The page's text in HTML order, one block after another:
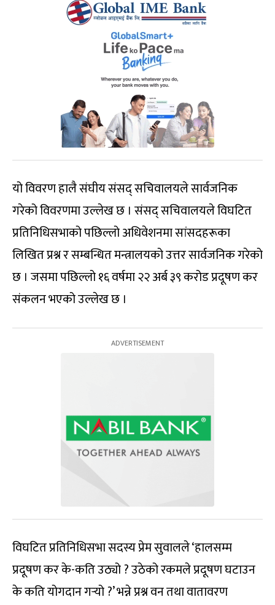
यो विवरण हालै संघीय संसद् सचिवालयले सार्वजनिक
गरेको विवरणमा उल्लेख छ । संसद् सचिवालयले विघटित
प्रतिनिधिसभाको पछिल्लो अधिवेशनमा सांसदहरूका
लिखित प्रश्न र सम्बन्धित मन्त्रालयको उत्तर सार्वजनिक गरेको
छ । जसमा पछिल्लो १६ वर्षमा २२ अर्ब ३९ करोड प्रदूषण कर
संकलन भएको उल्लेख छ ।
विघटित प्रतिनिधिसभा सदस्य प्रेम सुवालले ‘हालसम्म
प्रदूषण कर के-कति उठ्यो ? उठेको रकमले प्रदूषण घटाउन
के कति योगदान गर्‍यो ?’ भन्ने प्रश्न वन तथा वातावरण